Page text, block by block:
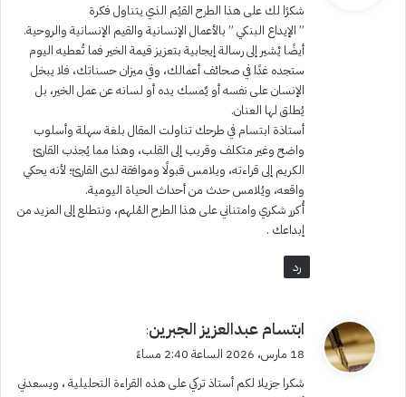
ل
شكرًا لك على هذا الطرح القيُم الذي يتناول فكرة
‏” الإيداع البنكي ” بالأعمال الإنسانية والقيم الإنسانية والروحية.
‏أيضًا يْشير إلى رسالة إيجابية بتعزيز قيمة الخير فما تُعطيه اليوم
ستجده غدًا في صحائف أعمالك، وفي ميزان حسناتك، فلا يبخل
الإنسان على نفسه أو يٌمسك يده أو لسانه عن عمل الخير، بل
يُطلق لها العنان.
‏أستاذة ابتسام في طرحك تناولت المقال بلغة سهلة وأسلوب
واضح وغير متكلف وقريب إلى القلب، وهذا مما يُجذب القارئ
الكريم إلى قراءته، ويلامس قبولًا وموافقة لدى القارئ؛ لأنه يحكي
واقعه، ويُلامس حدث من أحداث الحياة اليومية.
‏أُكرر شكري وامتناني على هذا الطرح المُلهم، ونتطلع إلى المزيد من
إبداعك .
رد
ي
ل
ابتسام عبدالعزيز الجبرين:
18 مارس، 2026 الساعة 2:40 مساءً
‏شكرا جزيلا لكم أستاذ تركي على هذه القراءة التحليلية ، ويسعدني